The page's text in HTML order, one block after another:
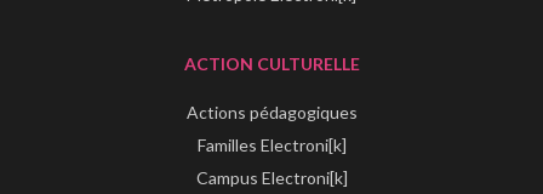
ACTION CULTURELLE
Actions pédagogiques
Familles Electroni[k]
Campus Electroni[k]